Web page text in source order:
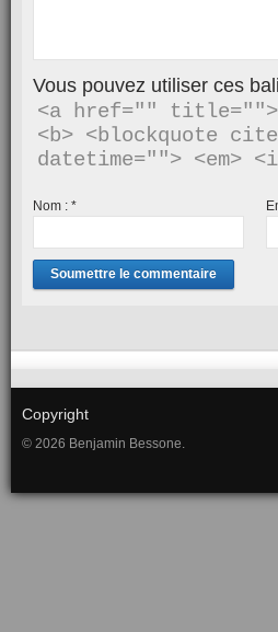
Vous pouvez utiliser ces
<a href=""
<b> <blockquote
Nom : *
Copyright
© 2026 Benjamin Bessone.